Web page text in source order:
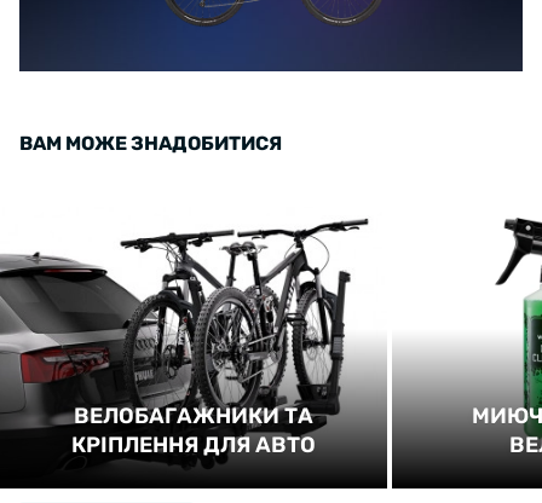
ВАМ МОЖЕ ЗНАДОБИТИСЯ
ВЕЛОБАГАЖНИКИ ТА
КРІПЛЕННЯ ДЛЯ АВТО